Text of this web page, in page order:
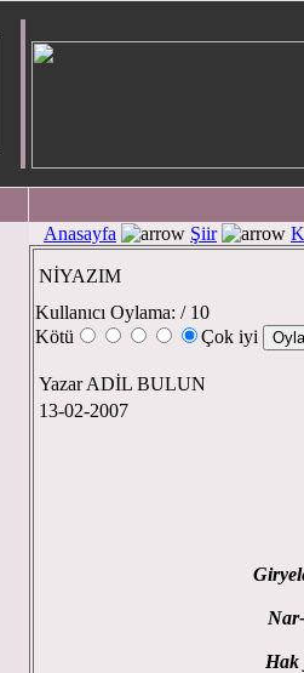
Anasayfa Şiir
NİYAZIM
Kullanıcı Oylama: / 10
Kötü
Çok iyi
Yazar ADİL BULUN
13-02-2007
Hak